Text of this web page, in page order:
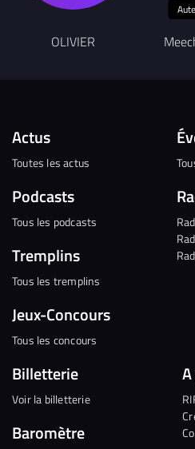
OLIVIER
Actus
Toutes les actus
Podcasts
Tous les podcasts
Tremplins
Tous les tremplins
Jeux-Concours
Tous les concours
Billetterie
Voir la billetterie
Baromètre